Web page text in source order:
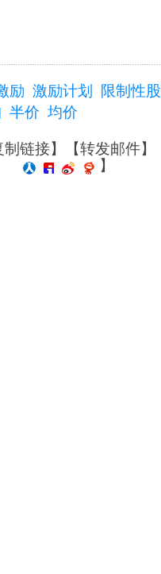
励 激励计划
限制性
半价 均价
制链接】【转发邮件】
】